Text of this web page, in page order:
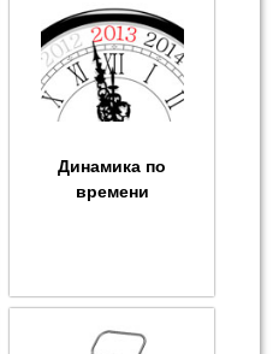
Динамика по
времени